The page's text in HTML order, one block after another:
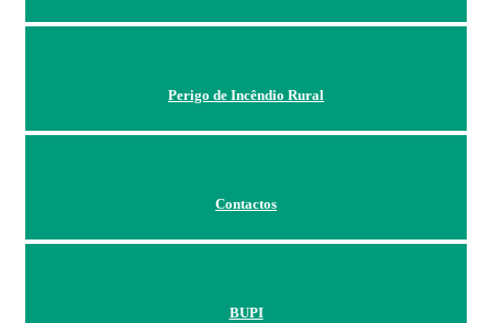
Perigo de Incêndio Rural
Contactos
BUPI